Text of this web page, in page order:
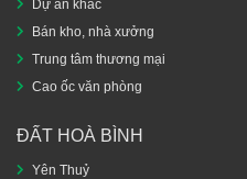
Dự án khác
Bán kho, nhà xưởng
Trung tâm thương mại
Cao ốc văn phòng
ĐẤT HOÀ BÌNH
Yên Thuỷ